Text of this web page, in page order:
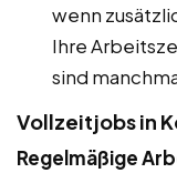
wenn
Ihre
sind
Vollzeitjobs in
Regelmäßige